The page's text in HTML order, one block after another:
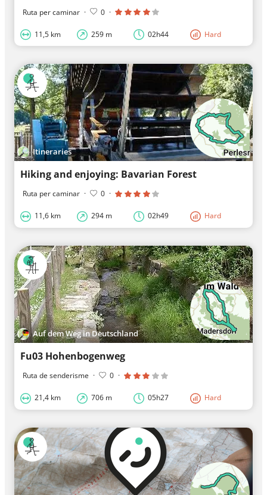
Ruta per caminar · 0 ·
11,5 km 259 m 02h44 Hard
Itineraries
Hiking and enjoying: Bavarian Forest
Ruta per caminar · 0 ·
11,6 km 294 m 02h49 Hard
Auf dem Weg in Deutschland
Fu03 Hohenbogenweg
Ruta de senderisme · 0 ·
21,4 km 706 m 05h27 Hard